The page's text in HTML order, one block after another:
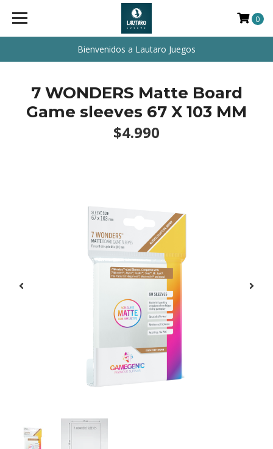
Bienvenidos a Lautaro Juegos
0
7 WONDERS Matte Board
Game sleeves 67 X 103 MM
$4.990